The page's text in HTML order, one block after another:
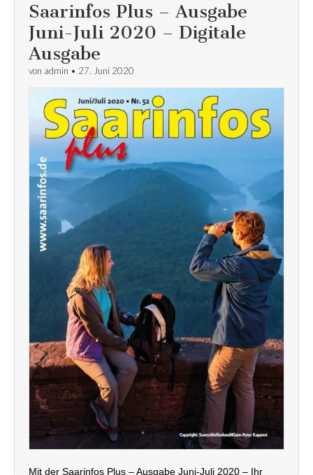
Saarinfos Plus – Ausgabe
Juni-Juli 2020 – Digitale
Ausgabe
von admin • 27. Juni 2020
Mit der Saarinfos Plus – Ausgabe Juni-Juli 2020 – Ihr